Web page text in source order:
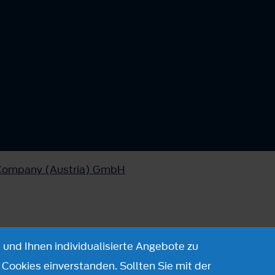
(Austria) GmbH
Ihnen individualisierte Angebote zu
einverstanden. Sollten Sie mit der